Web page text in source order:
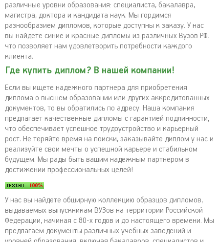
различные уровни образования: специалиста, бакалавра,
магистра, доктора и кандидата наук. Мы гордимся
разнообразием дипломов, которые доступны к заказу. У нас
вы найдете синие и красные дипломы из различных Вузов РФ,
что позволяет нам удовлетворить потребности каждого
клиента.
Где купить диплом? В нашей компании!
Если вы ищете надежного партнера для приобретения
диплома о высшем образовании или других аккредитованных
документов, то вы обратились по адресу. Наша компания
предлагает качественные дипломы с гарантией подлинности,
что обеспечивает успешное трудоустройство и карьерный
рост. Не теряйте время на поиски, заказывайте диплом у нас и
реализуйте свои мечты о успешной карьере и стабильном
будущем. Мы рады быть вашим надежным партнером в
достижении профессиональных целей!
У нас вы найдете обширную коллекцию образцов дипломов,
выдаваемых выпускникам ВУЗов на территории Российской
Федерации, начиная с 80-х годов и до настоящего времени. Мы
предлагаем документы различных учебных заведений и